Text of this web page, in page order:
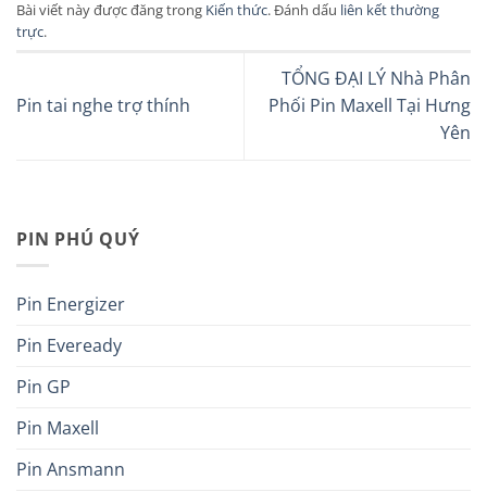
PIN PHÚ QUÝ
Pin Energizer
Pin Eveready
Pin GP
Pin Maxell
Pin Ansmann
Bài viết này được đăng trong Kiến thức. Đánh dấu liên kết thường
trực.
Pin tai nghe trợ thính
TỔNG ĐẠI LÝ Nhà Phân
Phối Pin Maxell Tại Hưng
Yên